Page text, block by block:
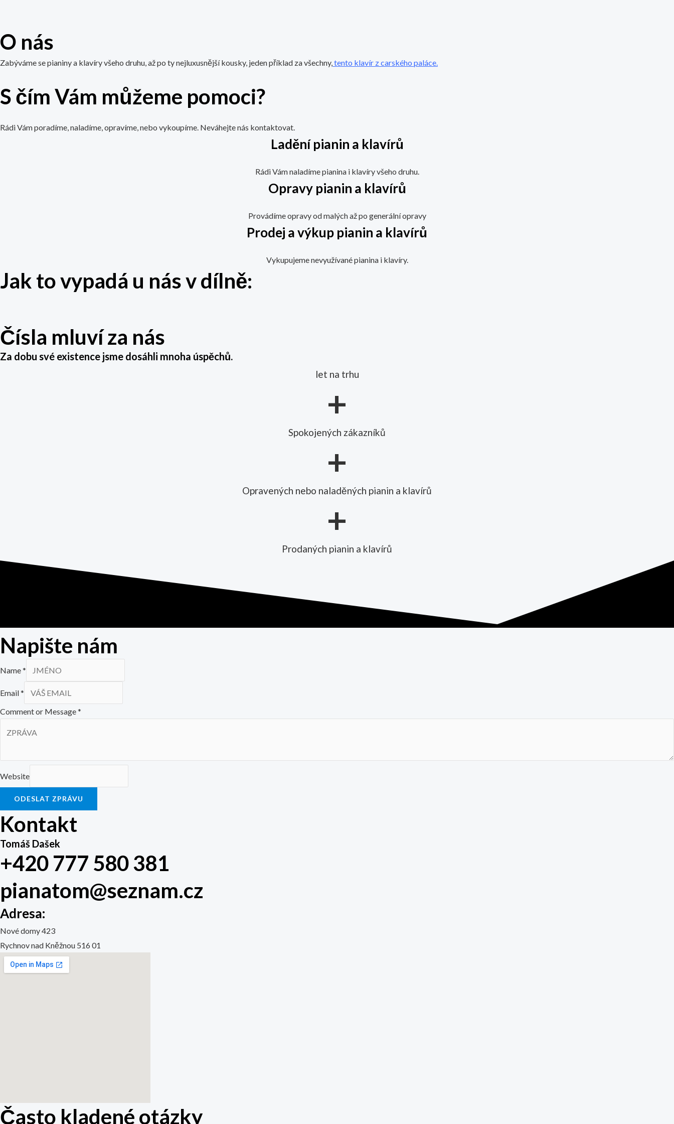
O nás
Zabýváme se pianiny a klavíry všeho druhu, až po ty nejluxusnější kousky, jeden příklad za všechny,tento klavír z carského paláce.
S čím Vám můžeme pomoci?
Rádi Vám poradíme, naladíme, opravíme, nebo vykoupíme. Neváhejte nás kontaktovat.
Ladění pianin a klavírů
Rádi Vám naladíme pianina i klavíry všeho druhu.
Opravy pianin a klavírů
Provádíme opravy od malých až po generální opravy
Prodej a výkup pianin a klavírů
Vykupujeme nevyužívané pianina i klavíry.
Jak to vypadá u nás v dílně:
Čísla mluví za nás
Za dobu své existence jsme dosáhli mnoha úspěchů.
let na trhu
+
Spokojených zákazníků
+
Opravených nebo naladěných pianin a klavírů
+
Prodaných pianin a klavírů
Napište nám
Name*
Email*
Comment or Message*
Website
ODESLAT ZPRÁVU
Kontakt
Tomáš Dašek
+420 777 580 381
pianatom@seznam.cz
Adresa:
Nové domy 423
Rychnov nad Kněžnou 516 01
Často kladené otázky